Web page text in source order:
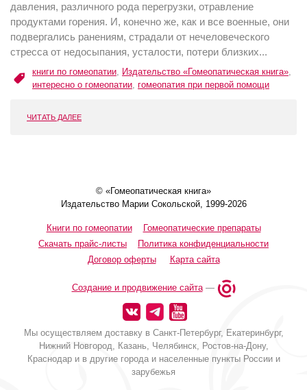
давления, различного рода перегрузки, отравление
продуктами горения. И, конечно же, как и все военные, они
подвергались ранениям, страдали от нечеловеческого
стресса от недосыпания, усталости, потери близких...
книги по гомеопатии, Издательство «Гомеопатическая книга»,
интересно о гомеопатии, гомеопатия при первой помощи
ЧИТАТЬ ДАЛЕЕ
© «Гомеопатическая книга»
Издательство Марии Сокольской, 1999-2026
Книги по гомеопатии
Гомеопатические препараты
Скачать прайс-листы
Политика конфиденциальности
Договор оферты
Карта сайта
Создание и продвижение сайта—
Мы осуществляем доставку в Санкт-Петербург, Екатеринбург,
Нижний Новгород, Казань, Челябинск, Ростов-на-Дону,
Краснодар и в другие города и населенные пункты России и
зарубежья